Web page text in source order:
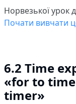
Норвезької урок
Почати вивчати
6.2 Time
«for to
timer»